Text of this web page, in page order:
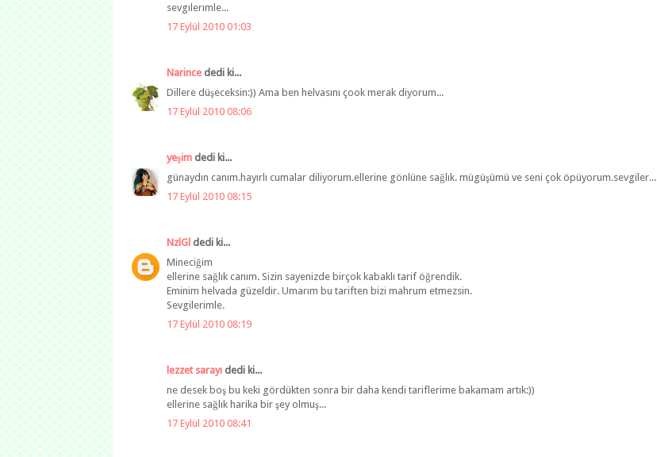
sevgılerımle...
17 Eylül 2010 01:03
Narince dedi ki...
Dillere düşeceksin:)) Ama ben helvasını çook merak diyorum...
17 Eylül 2010 08:06
yeşim dedi ki...
günaydın canım.hayırlı cumalar diliyorum.ellerine gönlüne sağlık. mügüşümü ve seni çok öpüyorum.sevgiler...
17 Eylül 2010 08:15
NzlGl dedi ki...
Mineciğim
ellerine sağlık canım. Sizin sayenizde birçok kabaklı tarif öğrendik.
Eminim helvada güzeldir. Umarım bu tariften bizi mahrum etmezsin.
Sevgilerimle.
17 Eylül 2010 08:19
lezzet sarayı dedi ki...
ne desek boş bu keki gördükten sonra bir daha kendi tariflerime bakamam artık:))
ellerine sağlık harika bir şey olmuş...
17 Eylül 2010 08:41